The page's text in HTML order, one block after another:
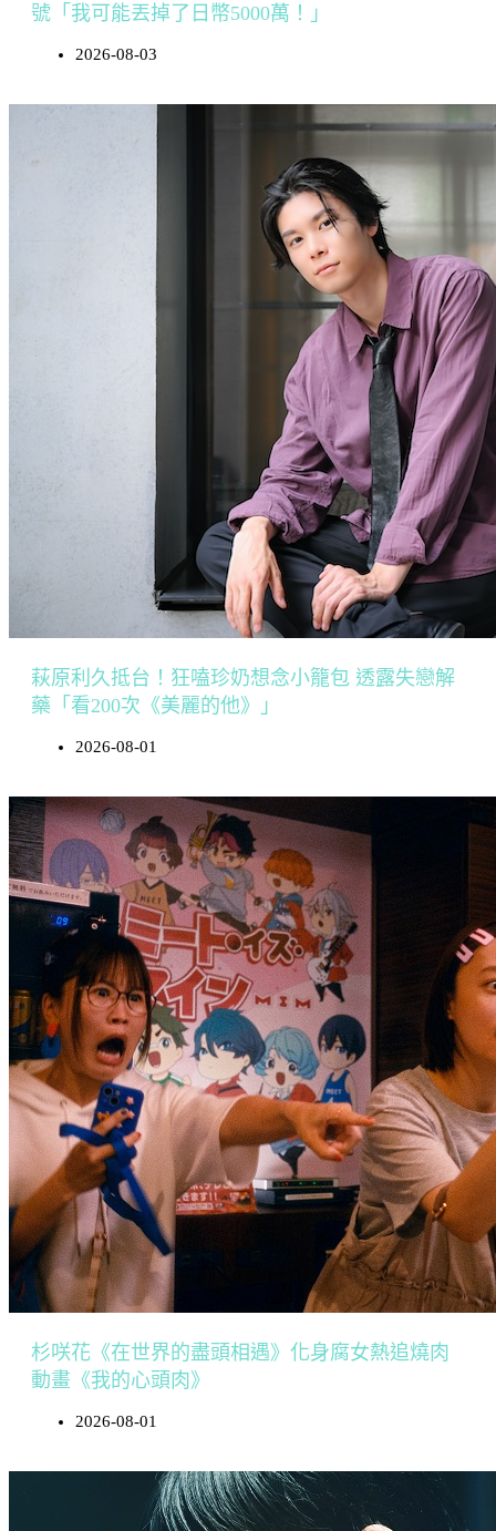
號「我可能丟掉了日幣5000萬！」
2026-08-03
萩原利久抵台！狂嗑珍奶想念小籠包 透露失戀解
藥「看200次《美麗的他》」
2026-08-01
杉咲花《在世界的盡頭相遇》化身腐女熱追燒肉
動畫《我的心頭肉》
2026-08-01